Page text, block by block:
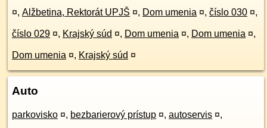
¤, Alžbetina, Rektorát UPJŠ ¤, Dom umenia ¤, číslo 030 ¤,
číslo 029 ¤, Krajský súd ¤, Dom umenia ¤, Dom umenia ¤,
Dom umenia ¤, Krajský súd ¤
Auto
parkovisko ¤, bezbarierový prístup ¤, autoservis ¤,